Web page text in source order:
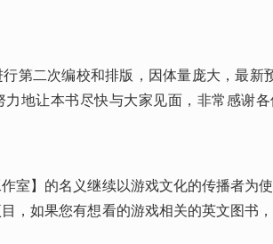
第二次编校和排版，因体量庞大，最新
地让本书尽快与大家见面，非常感谢
室】的名义继续以游戏文化的传播者为
，如果您有想看的游戏相关的英文图书